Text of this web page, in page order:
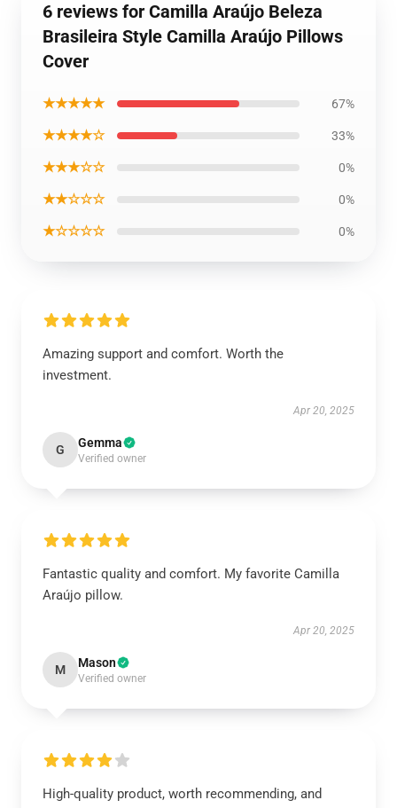
6 reviews for Camilla Araújo Beleza
Brasileira Style Camilla Araújo Pillows
Cover
★★★★★ 67%
★★★★☆ 33%
★★★☆☆ 0%
★★☆☆☆ 0%
★☆☆☆☆ 0%
Amazing support and comfort. Worth the
investment.
Apr 20, 2025
G Gemma
Verified owner
Fantastic quality and comfort. My favorite Camilla
Araújo pillow.
Apr 20, 2025
M Mason
Verified owner
High-quality product, worth recommending, and